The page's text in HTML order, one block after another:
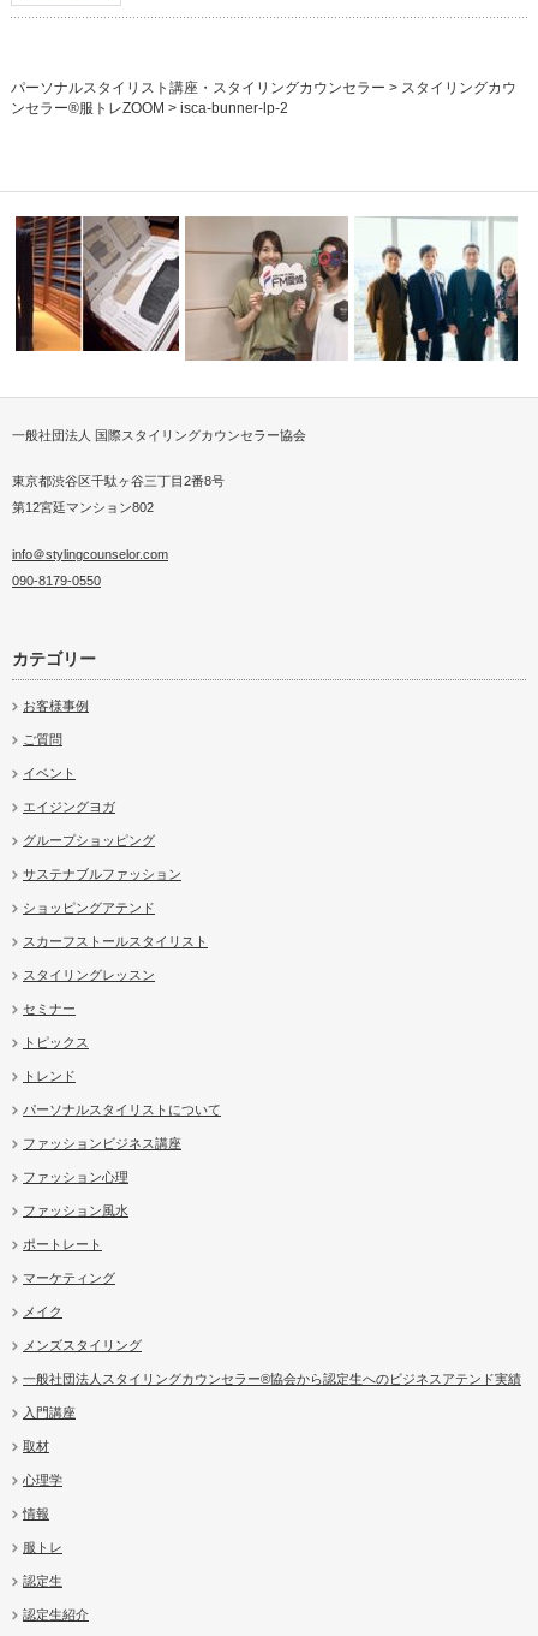
パーソナルスタイリスト講座・スタイリングカウンセラー > スタイリングカウ
ンセラー®服トレZOOM > isca-bunner-lp-2
パーソナルスタイリストが提案
きました
一般社団法人 国際スタイリングカウンセラー協会
東京都渋谷区千駄ヶ谷三丁目2番8号
第12宮廷マンション802
info＠stylingcounselor.com
090-8179-0550
カテゴリー
お客様事例
ご質問
イベント
エイジングヨガ
グループショッピング
サステナブルファッション
ショッピングアテンド
スカーフストールスタイリスト
スタイリングレッスン
セミナー
トピックス
トレンド
パーソナルスタイリストについて
ファッションビジネス講座
ファッション心理
ファッション風水
ポートレート
マーケティング
メイク
メンズスタイリング
一般社団法人スタイリングカウンセラー®協会から認定生へのビジネスアテンド実績
入門講座
取材
心理学
情報
服トレ
認定生
認定生紹介